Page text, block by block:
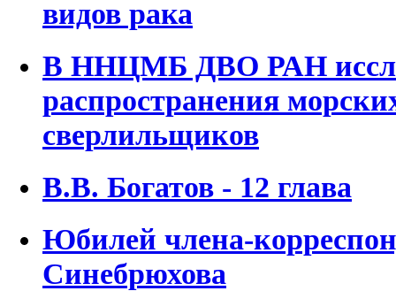
видов рака
В ННЦМБ ДВО РАН
распространения
сверлильщиков
В.В. Богатов - 12 глава
Юбилей члена-
Синебрюхова